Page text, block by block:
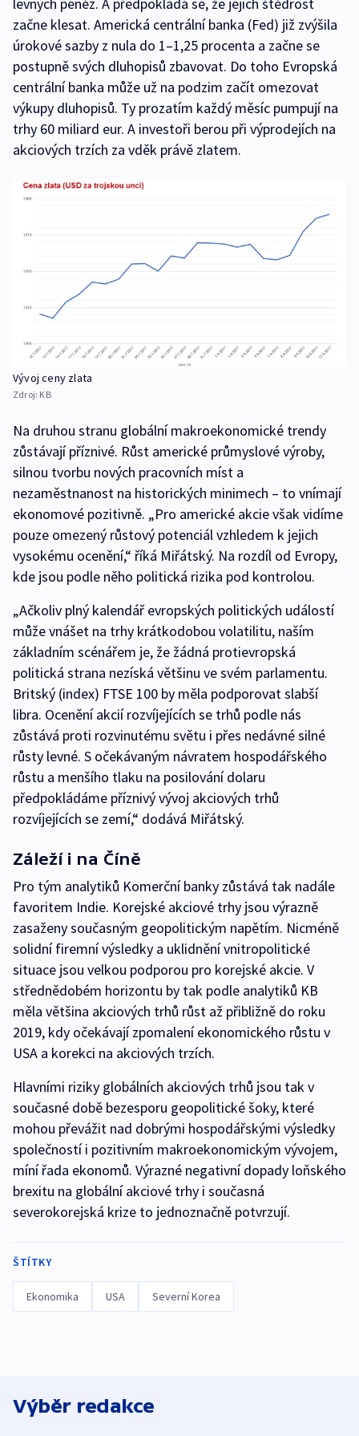
levných peněz. A předpokládá se, že jejich štědrost
začne klesat. Americká centrální banka (Fed) již zvýšila
úrokové sazby z nula do 1–1,25 procenta a začne se
postupně svých dluhopisů zbavovat. Do toho Evropská
centrální banka může už na podzim začít omezovat
výkupy dluhopisů. Ty prozatím každý měsíc pumpují na
trhy 60 miliard eur. A investoři berou při výprodejích na
akciových trzích za vděk právě zlatem.
Vývoj ceny zlata
Zdroj: KB
Na druhou stranu globální makroekonomické trendy
zůstávají příznivé. Růst americké průmyslové výroby,
silnou tvorbu nových pracovních míst a
nezaměstnanost na historických minimech – to vnímají
ekonomové pozitivně. „Pro americké akcie však vidíme
pouze omezený růstový potenciál vzhledem k jejich
vysokému ocenění,“ říká Miřátský. Na rozdíl od Evropy,
kde jsou podle něho politická rizika pod kontrolou.
„Ačkoliv plný kalendář evropských politických událostí
může vnášet na trhy krátkodobou volatilitu, naším
základním scénářem je, že žádná protievropská
politická strana nezíská většinu ve svém parlamentu.
Britský (index) FTSE 100 by měla podporovat slabší
libra. Ocenění akcií rozvíjejících se trhů podle nás
zůstává proti rozvinutému světu i přes nedávné silné
růsty levné. S očekávaným návratem hospodářského
růstu a menšího tlaku na posilování dolaru
předpokládáme příznivý vývoj akciových trhů
rozvíjejících se zemí,“ dodává Miřátský.
Záleží i na Číně
Pro tým analytiků Komerční banky zůstává tak nadále
favoritem Indie. Korejské akciové trhy jsou výrazně
zasaženy současným geopolitickým napětím. Nicméně
solidní firemní výsledky a uklidnění vnitropolitické
situace jsou velkou podporou pro korejské akcie. V
střednědobém horizontu by tak podle analytiků KB
měla většina akciových trhů růst až přibližně do roku
2019, kdy očekávají zpomalení ekonomického růstu v
USA a korekci na akciových trzích.
Hlavními riziky globálních akciových trhů jsou tak v
současné době bezesporu geopolitické šoky, které
mohou převážit nad dobrými hospodářskými výsledky
společností i pozitivním makroekonomickým vývojem,
míní řada ekonomů. Výrazné negativní dopady loňského
brexitu na globální akciové trhy i současná
severokorejská krize to jednoznačně potvrzují.
ŠTÍTKY
Ekonomika USA Severní Korea
Výběr redakce